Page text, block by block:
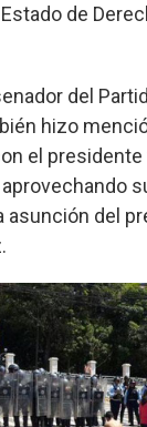
de
del
hizo
el presidente
asunción del